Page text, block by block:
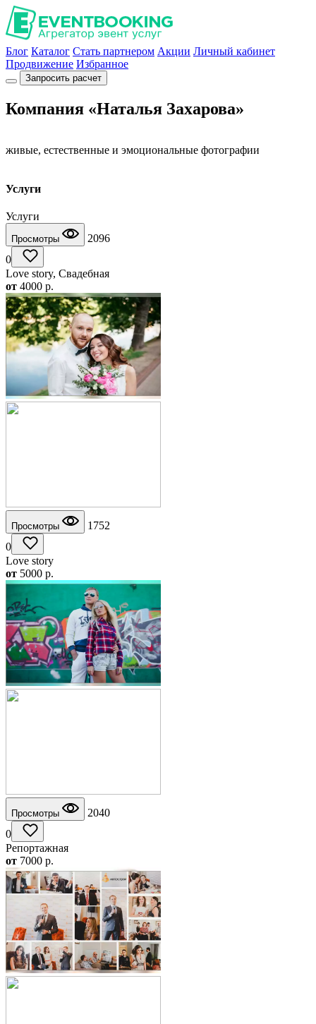
Блог Каталог Стать партнером Акции Личный кабинет
Продвижение Избранное
Запросить расчет
Компания «Наталья Захарова»
живые, естественные и эмоциональные фотографии
Услуги
Услуги
Просмотры
2096
0
Love story, Свадебная
от 4000 p.
Просмотры
1752
0
Love story
от 5000 p.
Просмотры
2040
0
Репортажная
от 7000 p.